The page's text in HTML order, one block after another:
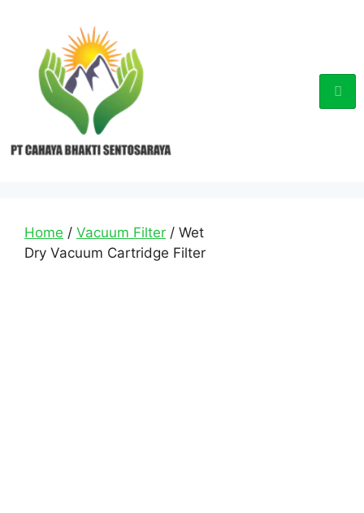
Home / Vacuum Filter / Wet
Dry Vacuum Cartridge Filter